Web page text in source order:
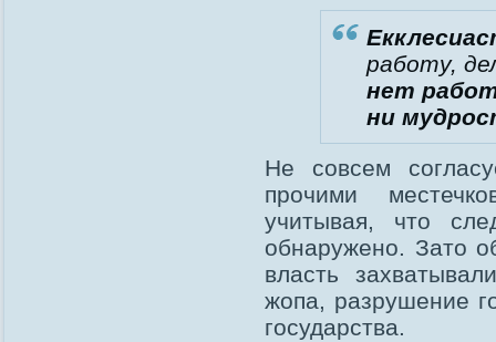
работу,
нет
ни
Не совсем
прочими
учитывая, что
обнаружено. Зато
власть
жопа, разрушение
государства.